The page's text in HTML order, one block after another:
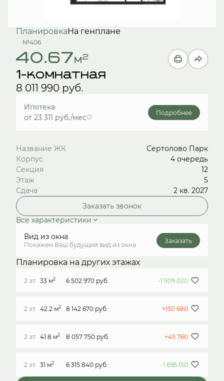
ПланировкаНа генплане
№406
40.67м2
1-комнатная
8 011 990 руб.
Ипотека
от 23 311 руб./мес
Подробнее
Название ЖК
Сертолово Парк
Корпус
4 очередь
Секция
12
Этаж
5
Сдача
2 кв. 2027
Заказать звонок
Все характеристики
Вид из окна
Покажем Ваш будущий вид из окна
Заказать
Планировка на других этажах
2 эт. 33 м2 6 502 970 руб. -1 509 020
2 эт. 42.2 м2 8 142 670 руб. +130 680
2 эт. 41.8 м2 8 057 750 руб. +45 760
2 эт. 31 м2 6 315 840 руб. -1 696 150